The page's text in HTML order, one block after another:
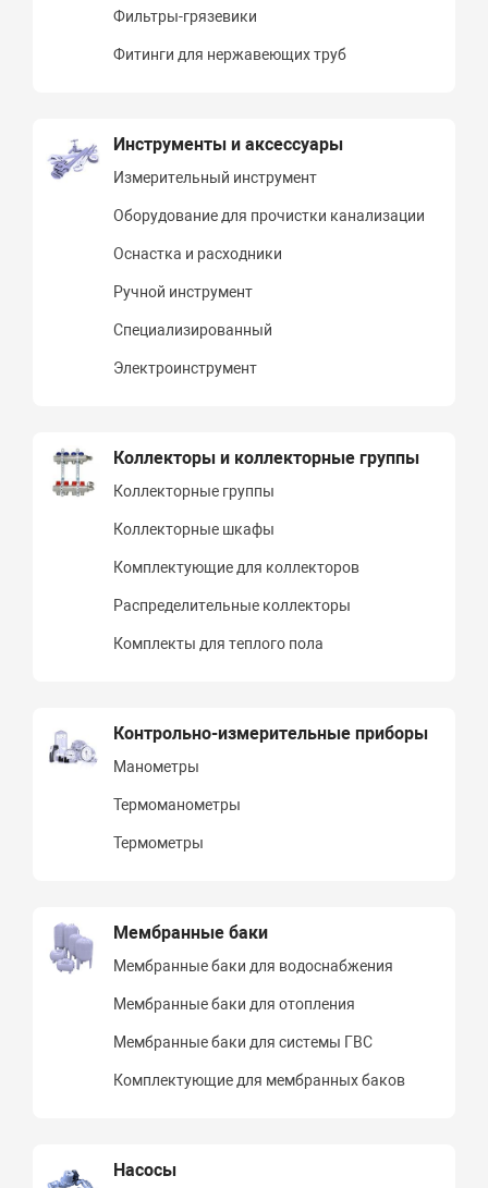
Фильтры-грязевики
Фитинги для нержавеющих труб
Инструменты и аксессуары
Измерительный инструмент
Оборудование для прочистки канализации
Оснастка и расходники
Ручной инструмент
Специализированный
Электроинструмент
Коллекторы и коллекторные группы
Коллекторные группы
Коллекторные шкафы
Комплектующие для коллекторов
Распределительные коллекторы
Комплекты для теплого пола
Контрольно-измерительные приборы
Манометры
Термоманометры
Термометры
Мембранные баки
Мембранные баки для водоснабжения
Мембранные баки для отопления
Мембранные баки для системы ГВС
Комплектующие для мембранных баков
Насосы